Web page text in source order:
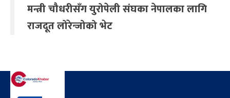
मन्त्री चौधरीसँग युरोपेली संघका नेपालका लागि
राजदूत लोरेन्जोको भेट